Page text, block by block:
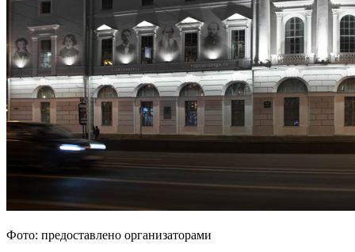
Фото: предоставлено организаторами